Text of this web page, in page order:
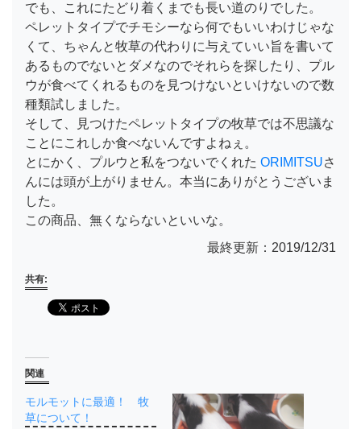
でも、これにたどり着くまでも長い道のりでした。
ペレットタイプでチモシーなら何でもいいわけじゃな
くて、ちゃんと牧草の代わりに与えていい旨を書いて
あるものでないとダメなのでそれらを探したり、プル
ウが食べてくれるものを見つけないといけないので数
種類試しました。
そして、見つけたペレットタイプの牧草では不思議な
ことにこれしか食べないんですよねぇ。
とにかく、プルウと私をつないでくれた ORIMITSUさ
んには頭が上がりません。本当にありがとうございま
した。
この商品、無くならないといいな。
最終更新：2019/12/31
共有:
関連
モルモットに最適！ 牧
草について！